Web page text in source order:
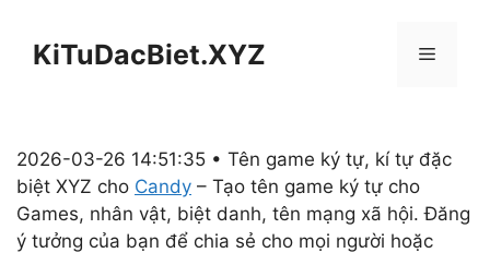
KiTuDacBiet.XYZ Menu
2026-03-26 14:51:35 • Tên game ký tự, kí tự đặc
biệt XYZ cho Candy – Tạo tên game ký tự cho
Games, nhân vật, biệt danh, tên mạng xã hội. Đăng
ý tưởng của bạn để chia sẻ cho mọi người hoặc